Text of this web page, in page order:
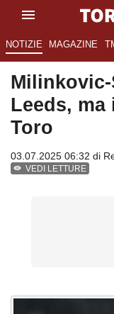
NOTIZIE MAGAZINE
Leeds,
Toro
03.07.2025 06:32 di
VEDI LETTURE